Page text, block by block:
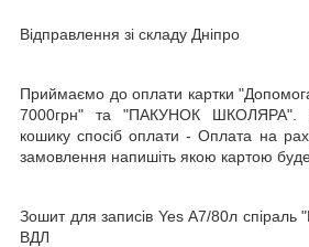
Відправлення зі складу Дніпро
Приймаємо до оплати картки
7000грн" та "ПАКУНОК ШКОЛЯРА".
кошику спосіб оплати - Оплата на
замовлення напишіть якою картою
Зошит для записів Yes А7/80л спіраль
ВДЛ